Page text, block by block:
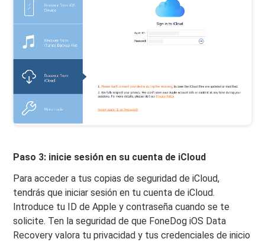
Paso 3: inicie sesión en su cuenta de iCloud
Para acceder a tus copias de seguridad de iCloud,
tendrás que iniciar sesión en tu cuenta de iCloud.
Introduce tu ID de Apple y contraseña cuando se te
solicite. Ten la seguridad de que FoneDog iOS Data
Recovery valora tu privacidad y tus credenciales de inicio